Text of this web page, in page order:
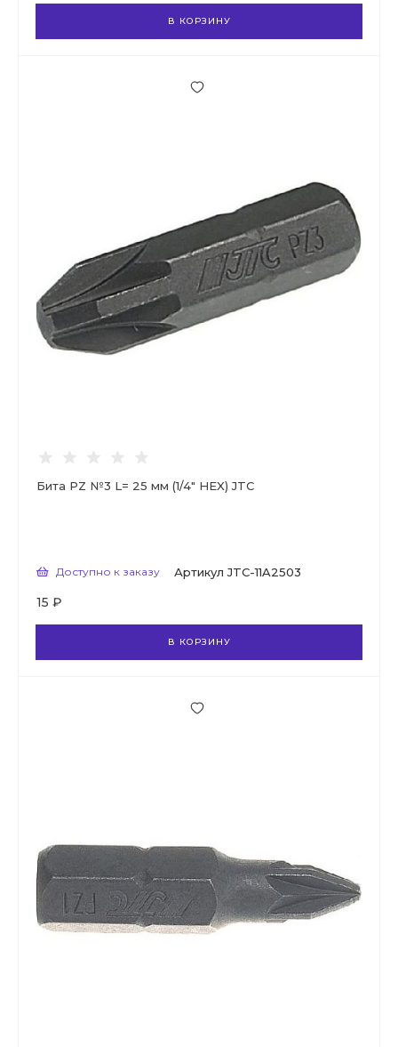
В КОРЗИНУ
Бита PZ №3 L= 25 мм (1/4" HEX) JTC
Доступно к заказу Артикул JTC-11A2503
15 ₽
В КОРЗИНУ